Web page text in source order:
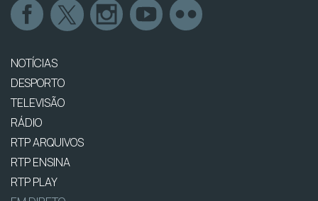
NOTÍCIAS
DESPORTO
TELEVISÃO
RÁDIO
RTP ARQUIVOS
RTP ENSINA
RTP PLAY